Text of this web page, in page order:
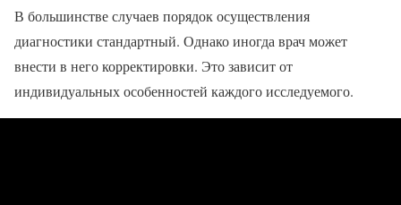
В большинстве случаев порядок осуществления
диагностики стандартный. Однако иногда врач может
внести в него корректировки. Это зависит от
индивидуальных особенностей каждого исследуемого.